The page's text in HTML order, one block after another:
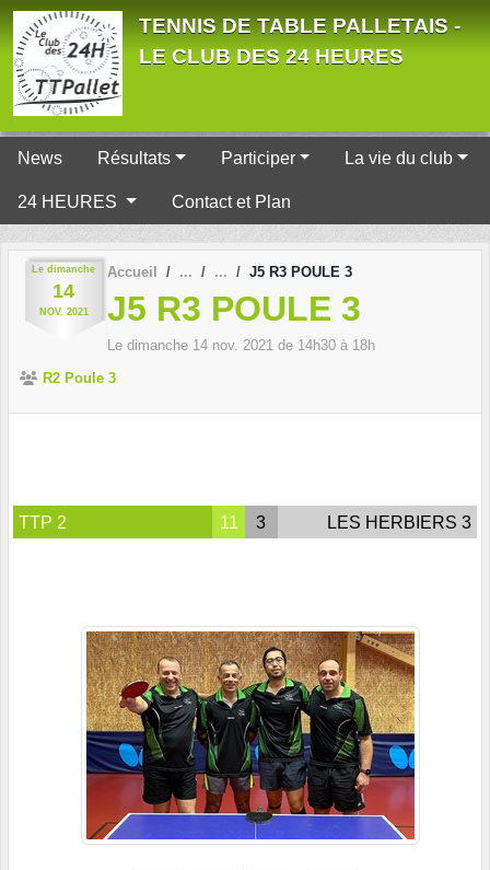
TENNIS DE TABLE PALLETAIS -
LE CLUB DES 24 HEURES
News Résultats Participer La vie du club
24 HEURES Contact et Plan
Le dimanche
14
NOV. 2021
Accueil J5 R3 POULE 3
J5 R3 POULE 3
Le dimanche 14 nov. 2021 de 14h30 à 18h
R2 Poule 3
TTP 2 11 3 LES HERBIERS 3
Panneau de gestion des cookies